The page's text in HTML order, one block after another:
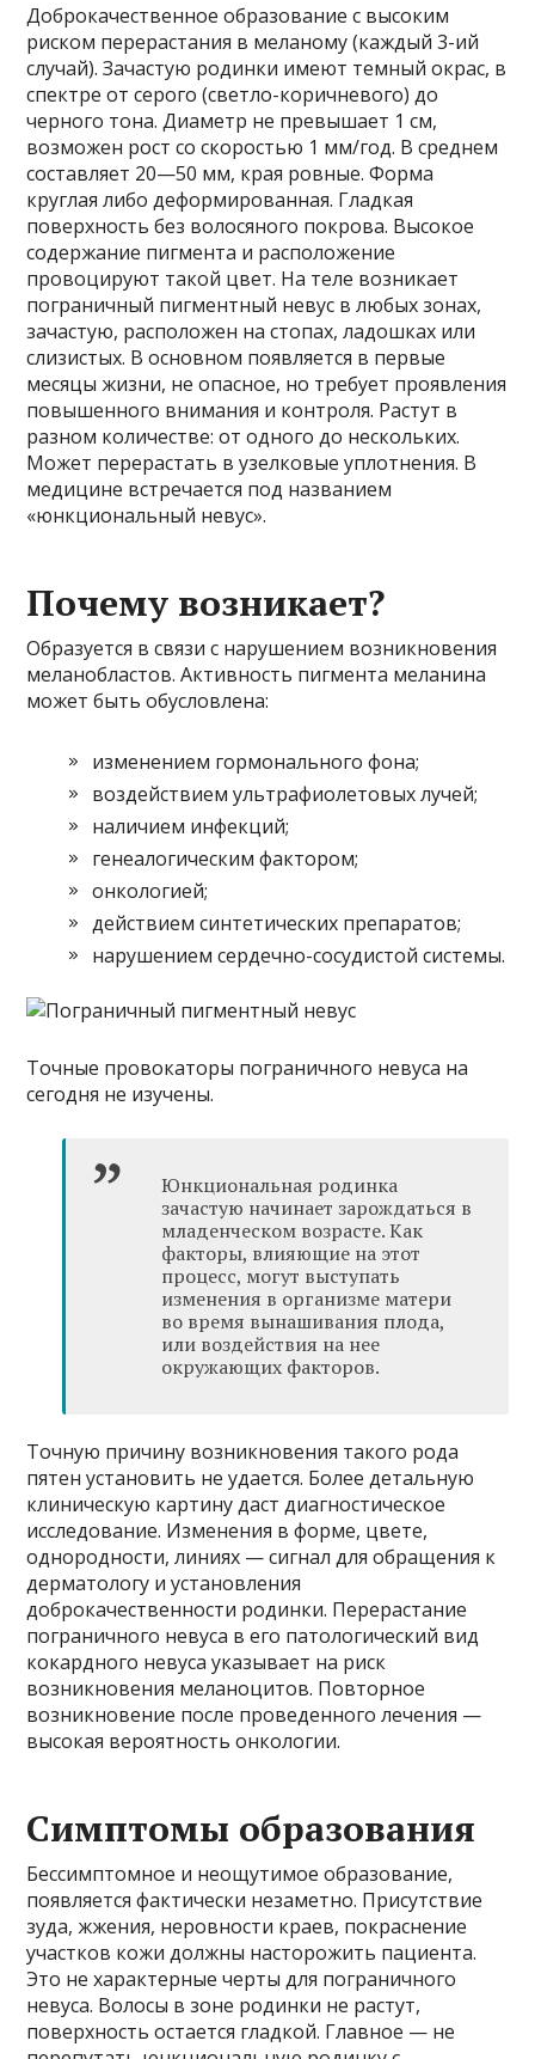
Доброкачественное образование с высоким
риском перерастания в меланому (каждый 3-ий
случай). Зачастую родинки имеют темный окрас, в
спектре от серого (светло-коричневого) до
черного тона. Диаметр не превышает 1 см,
возможен рост со скоростью 1 мм/год. В среднем
составляет 20—50 мм, края ровные. Форма
круглая либо деформированная. Гладкая
поверхность без волосяного покрова. Высокое
содержание пигмента и расположение
провоцируют такой цвет. На теле возникает
пограничный пигментный невус в любых зонах,
зачастую, расположен на стопах, ладошках или
слизистых. В основном появляется в первые
месяцы жизни, не опасное, но требует проявления
повышенного внимания и контроля. Растут в
разном количестве: от одного до нескольких.
Может перерастать в узелковые уплотнения. В
медицине встречается под названием
«юнкциональный невус».
Почему возникает?
Образуется в связи с нарушением возникновения
меланобластов. Активность пигмента меланина
может быть обусловлена:
изменением гормонального фона;
воздействием ультрафиолетовых лучей;
наличием инфекций;
генеалогическим фактором;
онкологией;
действием синтетических препаратов;
нарушением сердечно-сосудистой системы.
Точные провокаторы пограничного невуса на
сегодня не изучены.
Юнкциональная родинка
зачастую начинает зарождаться в
младенческом возрасте. Как
факторы, влияющие на этот
процесс, могут выступать
изменения в организме матери
во время вынашивания плода,
или воздействия на нее
окружающих факторов.
Точную причину возникновения такого рода
пятен установить не удается. Более детальную
клиническую картину даст диагностическое
исследование. Изменения в форме, цвете,
однородности, линиях — сигнал для обращения к
дерматологу и установления
доброкачественности родинки. Перерастание
пограничного невуса в его патологический вид
кокардного невуса указывает на риск
возникновения меланоцитов. Повторное
возникновение после проведенного лечения —
высокая вероятность онкологии.
Симптомы образования
Бессимптомное и неощутимое образование,
появляется фактически незаметно. Присутствие
зуда, жжения, неровности краев, покраснение
участков кожи должны насторожить пациента.
Это не характерные черты для пограничного
невуса. Волосы в зоне родинки не растут,
поверхность остается гладкой. Главное — не